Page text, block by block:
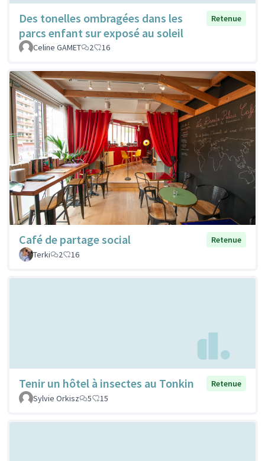
Des tonelles ombragées dans les
parcs enfant sur exposé au soleil
Retenue
Celine GAMET 2 16
Café de partage social
Retenue
Terki
2 16
Tenir un hôtel à insectes au Tonkin
Retenue
Sylvie Orkisz
5 15